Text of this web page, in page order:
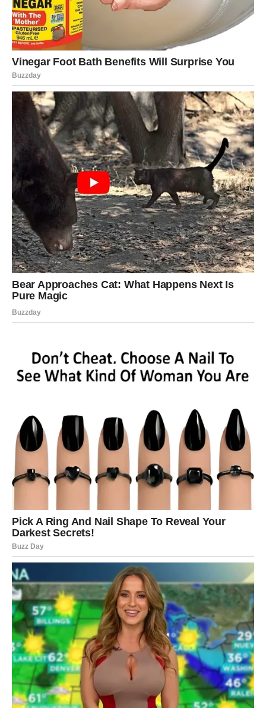
Utorak stavlja fokus na odnose. Moguće je da ćete morati
da izbalansirate tuđe zahteve i svoje potrebe.
U ljubavi – iskren razgovor rešava sumnje. Ako ste
slobodni, moguće je novo poznanstvo koje počinje kao
prijateljstvo.
Veče donosi potrebu za harmonijom i lepim ambijentom.
ŠKORPIJA
Intuicija vam je pojačana. Osećate šta se dešava iza
kulisa. Na poslu možete otkriti informaciju koja vam daje
prednost.
U ljubavi – strast je naglašena, ali i posesivnost. Pazite da
ne reagujete previše burno.
Finansijski oprez je savet dana.
Dan donosi želju za promenom. Moguća je nova ideja ili
U ljubavi – spontani susret može probuditi leptiriće. Ako
ste u vezi, planirajte zajedničku aktivnost.
Energija dobra, ali potrebna je disciplina.
JARAC
Fokusirani ste na posao i dugoročne ciljeve. Dan je
povoljan za važne odluke i planiranje finansija.
U ljubavi – partner želi više topline. Ako ste slobodni,
neko ozbiljan ulazi u vaš život, ali polako.
Ne zaboravite da napravite pauzu – ne morate sve sami.